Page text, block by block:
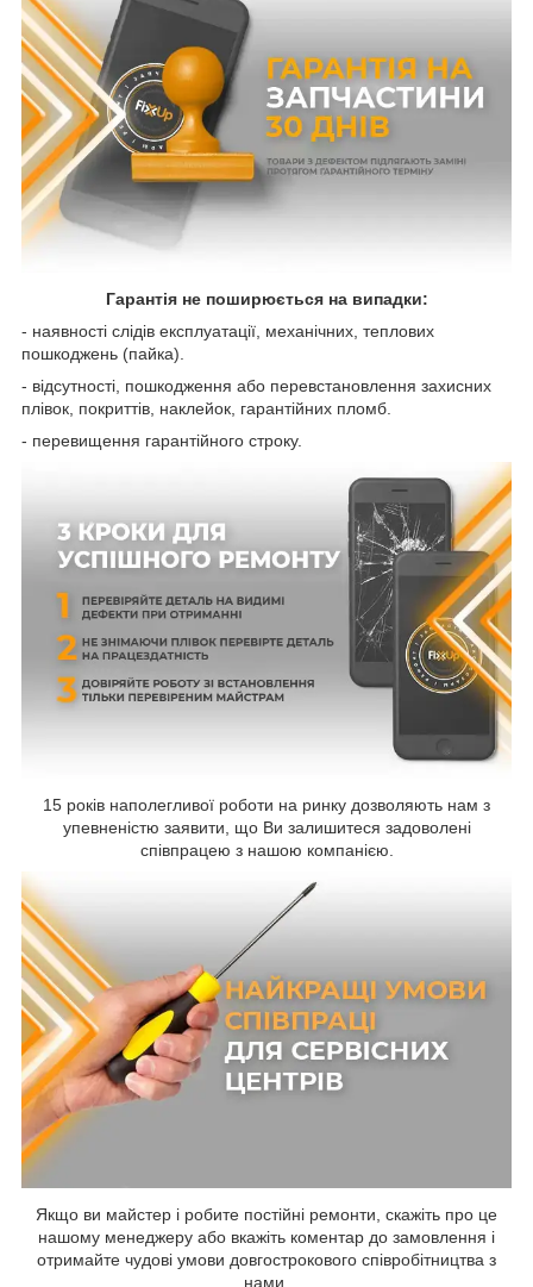
Гарантія не поширюється на випадки:
- наявності слідів експлуатації, механічних, теплових
пошкоджень (пайка).
- відсутності, пошкодження або перевстановлення захисних
плівок, покриттів, наклейок, гарантійних пломб.
- перевищення гарантійного строку.
15 років наполегливої роботи на ринку дозволяють нам з
упевненістю заявити, що Ви залишитеся задоволені
співпрацею з нашою компанією.
Якщо ви майстер і робите постійні ремонти, скажіть про це
нашому менеджеру або вкажіть коментар до замовлення і
отримайте чудові умови довгострокового співробітництва з
нами.